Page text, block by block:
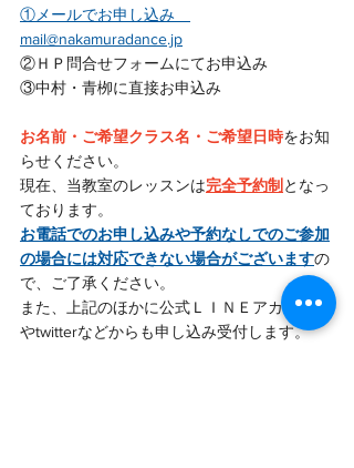
①メールでお申し込み
mail@nakamuradance.jp
②ＨＰ問合せフォームにてお申込み
③中村・青栁に直接お申込み
お名前・ご希望クラス名・ご希望日時をお知
らせください。
現在、当教室のレッスンは完全予約制 となっ
ております。
お電話でのお申し込みや予約なしでのご参加
の場合には対応できない場合がございますの
で、ご了承ください。
また、上記のほかに公式ＬＩＮＥアカウント
やtwitterなどからも申し込み受付します。